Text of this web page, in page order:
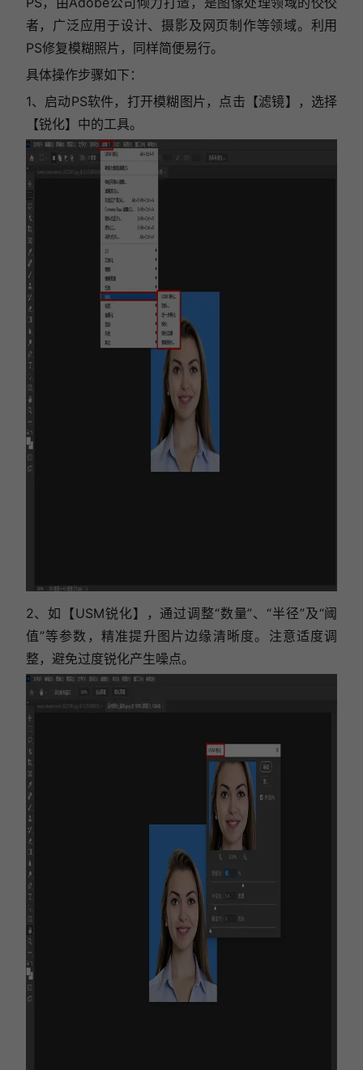
者，广泛应用于设计、摄影及网页制作等领域。利用
PS修复模糊照片，同样简便易行。
具体操作步骤如下：
1、启动PS软件，打开模糊图片， 点击【滤镜】，选择
【锐化】中的工具。
2、如【USM锐化】，通过调整“数量”、“半径”及“阈
值”等参数，精准提升图片边缘清晰度。注意适度调
整，避免过度锐化产生噪点。